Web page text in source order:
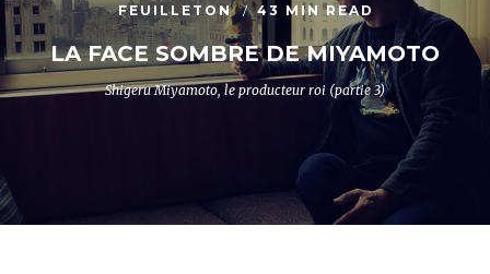
FEUILLETON 43 MIN READ
LA FACE SOMBRE DE MIYAMOTO
Shigeru Miyamoto, le producteur roi (partie 3)